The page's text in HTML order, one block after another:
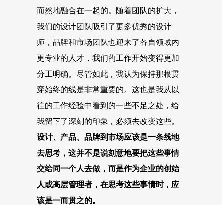
而然地融合在一起的。随着团队的扩大，
我们的设计团队吸引了更多优秀的设计
师，品牌和市场团队也迎来了各自领域内
更专业的人才，我们的工作开始变得更加
分工明确。尽管如此，我认为保持那根贯
穿始终的线是非常重要的。这也是我从以
往的工作经验中看到的一些不足之处，给
我留下了深刻的印象，必须去改变这些。
设计、产品、品牌到市场应该是一条线地
去思考，这并不是说刻意地要把这些事情
交给同一个人去做，而是作为企业的创始
人或高层管理者，在思考这些事情时，应
该是一而贯之的。